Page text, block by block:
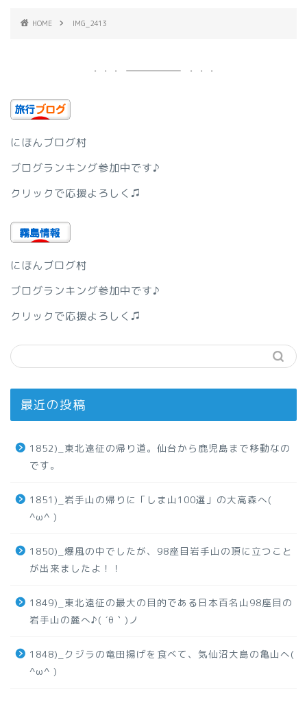
HOME IMG_2413
にほんブログ村
ブログランキング参加中です♪
クリックで応援よろしく♫
にほんブログ村
ブログランキング参加中です♪
クリックで応援よろしく♫
最近の投稿
1852)_東北遠征の帰り道。仙台から鹿児島まで移動なの
です。
1851)_岩手山の帰りに「しま山100選」の大高森へ(
^ω^ )
1850)_爆風の中でしたが、98座目岩手山の頂に立つこと
が出来ましたよ！！
1849)_東北遠征の最大の目的である日本百名山98座目の
岩手山の麓へ♪( ´θ｀)ノ
1848)_クジラの竜田揚げを食べて、気仙沼大島の亀山へ(
^ω^ )